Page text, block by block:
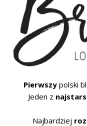
Pierwszy polski
Jeden z
Najbardziej